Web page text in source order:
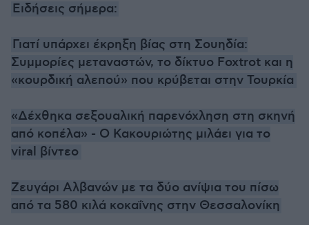
Ειδήσεις σήμερα:
Γιατί υπάρχει έκρηξη βίας στη Σουηδία:
Συμμορίες μεταναστών, το δίκτυο Foxtrot και η
«κουρδική αλεπού» που κρύβεται στην Τουρκία
«Δέχθηκα σεξουαλική παρενόχληση στη σκηνή
από κοπέλα» - Ο Κακουριώτης μιλάει για το
viral βίντεο
Zευγάρι Αλβανών με τα δύο ανίψια του πίσω
από τα 580 κιλά κοκαΐνης στην Θεσσαλονίκη